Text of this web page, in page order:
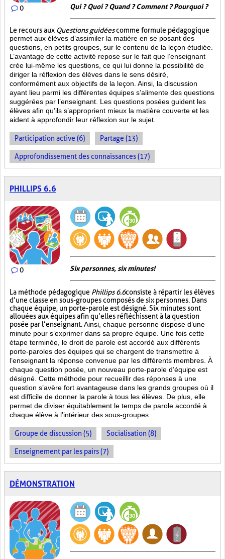
0 Qui ? Quoi ? Quand ? Comment ? Pourquoi ?
Le recours aux Questions guidéescomme formule pédagogique
permet aux élèves d’assimiler la matière en se posant des
questions, en petits groupes, sur le contenu de la leçon étudiée.
L’avantage de cette activité repose sur le fait que l’enseignant
crée lui-même les questions, ce qui lui donne la possibilité de
diriger la réflexion des élèves dans le sens désiré,
conformément aux objectifs de la leçon. Ainsi, la discussion
ayant lieu parmi les différentes équipes s’alimente des questions
suggérées par l’enseignant. Les questions posées guident les
élèves afin qu’ils s’approprient mieux la matière couverte et les
aident à approfondir leur réflexion sur le sujet.
Participation active (6) Partage (13)
Approfondissement des connaissances (17)
PHILLIPS 6.6
0 Six personnes, six minutes!
La méthode pédagogique Phillips 6.6consiste à répartir les élèves
d’une classe en sous-groupes composés de six personnes. Dans
chaque équipe, un porte-parole est désigné. Six minutes sont
allouées aux équipes afin qu’elles réfléchissent à la question
posée par l’enseignant. Ainsi, chaque personne dispose d’une
minute pour s’exprimer dans sa propre équipe. Une fois cette
étape terminée, le droit de parole est accordé aux différents
porte-paroles des équipes qui se chargent de transmettre à
l’enseignant la réponse convenue par les différents membres. À
chaque question posée, un nouveau porte-parole d’équipe est
désigné. Cette méthode pour recueillir des réponses à une
question s’avère fort avantageuse dans les grands groupes où il
est difficile de donner la parole à tous les élèves. De plus, elle
permet de diviser équitablement le temps de parole accordé à
chaque élève à l’intérieur des sous-groupes.
Groupe de discussion (5) Socialisation (8)
Enseignement par les pairs (7)
DÉMONSTRATION